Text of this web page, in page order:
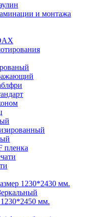
и монтажа
пленка
1230*2430 мм.
мм.